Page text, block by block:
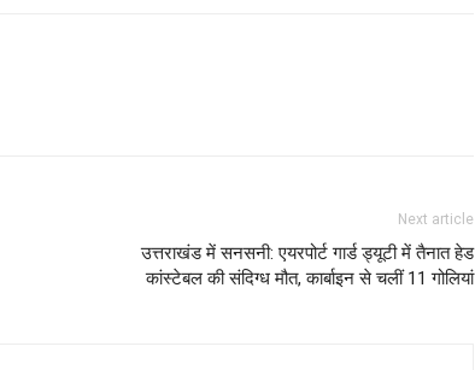
Next article
उत्तराखंड में सनसनी: एयरपोर्ट गार्ड ड्यूटी में तैनात हेड
कांस्टेबल की संदिग्ध मौत, कार्बाइन से चलीं 11 गोलियां